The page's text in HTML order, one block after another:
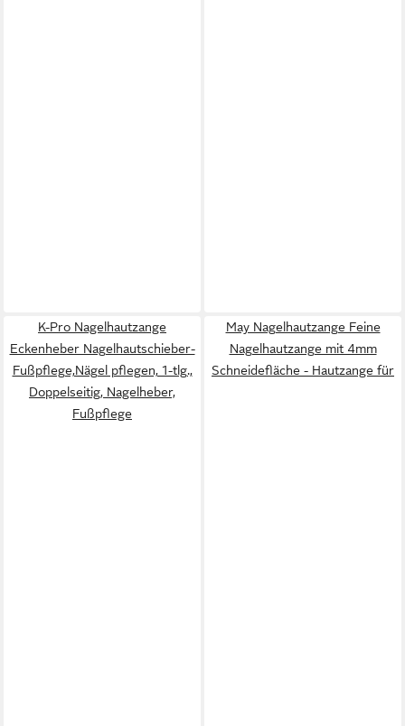
K-Pro Nagelhautzange
Eckenheber Nagelhautschieber-
Fußpflege,Nägel pflegen, 1-tlg.,
Doppelseitig, Nagelheber,
Fußpflege
May Nagelhautzange Feine
Nagelhautzange mit 4mm
Schneidefläche - Hautzange für